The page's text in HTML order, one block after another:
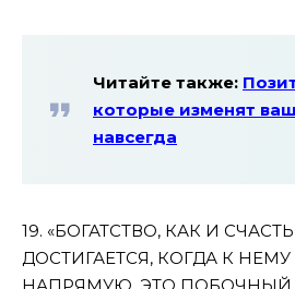
Читайте также:
которые изменят
навсегда
19. «БОГАТСТВО, КАК И
ДОСТИГАЕТСЯ, КОГДА К